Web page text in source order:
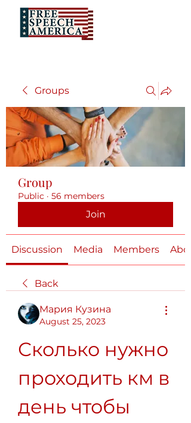
Groups
Group
Public · 56 members
Join
Discussion Media Members
Back
Мария Кузина
August 25, 2023
Сколько нужно
проходить км в
день чтобы